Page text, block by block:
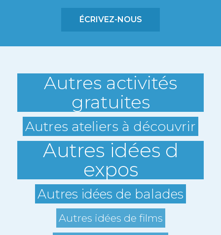
ÉCRIVEZ-NOUS
Autres activités
gratuites
Autres ateliers à découvrir
Autres idées d
expos
Autres idées de balades
Autres idées de films